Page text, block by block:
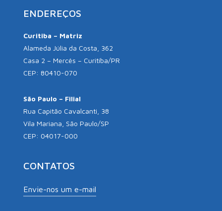
ENDEREÇOS
Curitiba – Matriz
Alameda Júlia da Costa, 362
Casa 2 – Mercês – Curitiba/PR
CEP: 80410-070
São Paulo – Filial
Rua Capitão Cavalcanti, 38
Vila Mariana, São Paulo/SP
CEP: 04017-000
CONTATOS
Envie-nos um e-mail